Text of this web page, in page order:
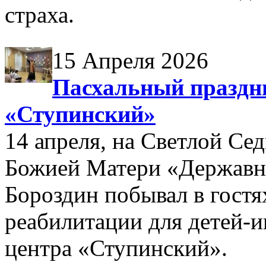
страха.
15 Апреля 2026
Пасхальный
«Ступинский»
14 апреля, на Светлой
Божией Матери
Бороздин побывал в
реабилитации для
центра «Ступинский».